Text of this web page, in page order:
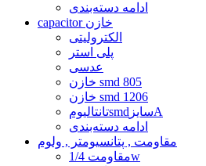
ادامه دسته‌بندی
capacitor خازن
الکترولیتی
پلی استر
عدسی
خازن smd 805
خازن smd 1206
تانتالیومsmdسایزA
ادامه دسته‌بندی
مقاومت , پتانسیومتر , ولوم
مقاومت 1/4w